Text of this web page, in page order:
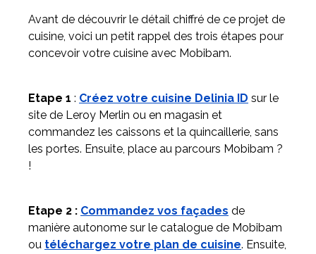
Avant de découvrir le détail chiffré de ce projet de
cuisine, voici un petit rappel des trois étapes pour
concevoir votre cuisine avec Mobibam.
Etape 1 : Créez votre cuisine Delinia ID sur le
site de Leroy Merlin ou en magasin et
commandez les caissons et la quincaillerie, sans
les portes. Ensuite, place au parcours Mobibam ?
!
Etape 2 : Commandez vos façades de
manière autonome sur le catalogue de Mobibam
ou téléchargez votre plan de cuisine. Ensuite,